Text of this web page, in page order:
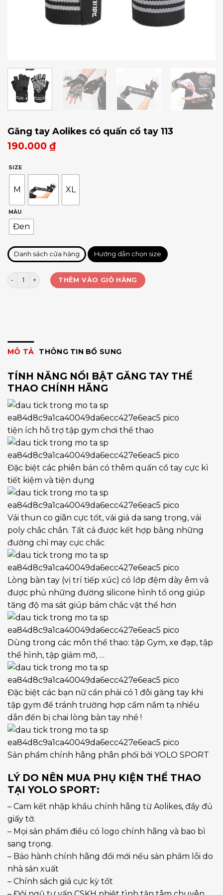
Găng tay Aolikes có quấn cổ tay 113
190.000 ₫
SIZE
M XL
MÀU
Đen
Danh sách cửa hàng Hướng dẫn chọn size
Găng tay Aolikes có quấn cổ tay 113 số lượng
THÊM VÀO GIỎ HÀNG
MÔ TẢ THÔNG TIN BỔ SUNG
TÍNH NĂNG NỔI BẬT GĂNG TAY THỂ
THAO CHÍNH HÃNG
tiện ích hỗ trợ tập gym chơi thể thao
Đặc biệt các phiên bản có thêm quấn cổ tay cực kì
tiết kiệm và tiện dụng
Vải thun co giãn cực tốt, vải giả da sang trọng, vải
poly chắc chắn. Tất cả được kết hợp bằng những
đường chỉ may cực chắc
Lòng bàn tay (vị trí tiếp xúc) có lớp đệm dày êm và
được phủ những đường silicone hình tổ ong giúp
tăng độ ma sát giúp bám chắc vật thể hơn
Dùng trong các môn thể thao: tập Gym, xe đạp, tập
thể hình, tập giảm mỡ, …
Đặc biệt các bạn nữ cần phải có 1 đôi găng tay khi
tập gym để tránh trường hợp cầm nắm tạ nhiều
dẫn đến bị chai lòng bàn tay nhé !
Sản phẩm chính hãng phân phối bởi YOLO SPORT
LÝ DO NÊN MUA PHỤ KIỆN THỂ THAO
TẠI YOLO SPORT:
– Cam kết nhập khẩu chính hãng từ Aolikes, đầy đủ
giấy tờ.
– Mọi sản phẩm điều có logo chính hãng và bao bì
sang trọng.
– Bảo hành chính hãng đổi mới nếu sản phẩm lỗi do
nhà sản xuất
– Chính sách giá cực kỳ tốt